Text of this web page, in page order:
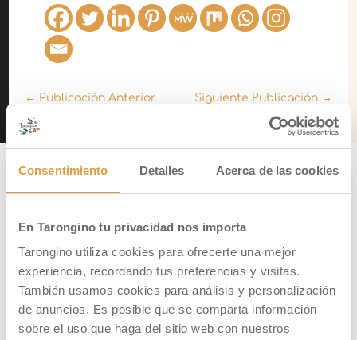
Consentimiento Detalles Acerca de las cookies
En Tarongino tu privacidad nos importa
Tarongino utiliza cookies para ofrecerte una mejor
experiencia, recordando tus preferencias y visitas.
También usamos cookies para análisis y personalización
de anuncios. Es posible que se comparta información
sobre el uso que haga del sitio web con nuestros
← Publicación Anterior Siguiente Publicación→
PUBLICACIONES RELACIONADAS